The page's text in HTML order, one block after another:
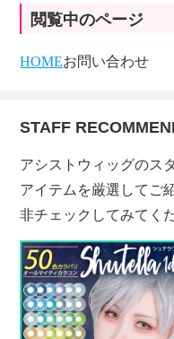
閲覧中のページ
HOMEお問い合わせ
STAFF
アシストウィッグのス
アイテムを厳選してご
非チェックしてみてく